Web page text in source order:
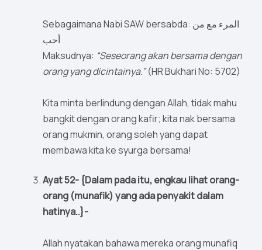
Sebagaimana Nabi SAW bersabda: المرء مع من
أحب
Maksudnya: “Seseorang akan bersama dengan
orang yang dicintainya.”(HR Bukhari No: 5702)
Kita minta berlindung dengan Allah, tidak mahu
bangkit dengan orang kafir; kita nak bersama
orang mukmin, orang soleh yang dapat
membawa kita ke syurga bersama!
Ayat 52- {Dalam pada itu, engkau lihat orang-
orang (munafik) yang ada penyakit dalam
hatinya..}-
Allah nyatakan bahawa mereka orang munafiq